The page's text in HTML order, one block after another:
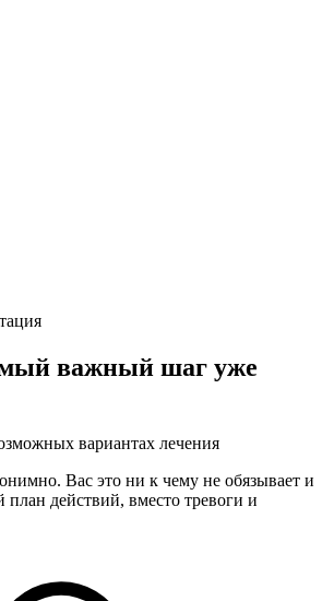
важный шаг уже
вариантах лечения
Вас это ни к чему не обязывает и
план действий, вместо тревоги и